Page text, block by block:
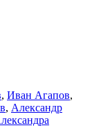
, Иван Агапов,
, Александр